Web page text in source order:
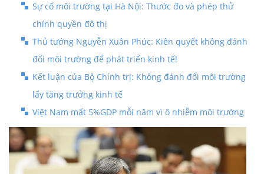
Sự cố môi trường tại Hà Nội: Thước đo và phép thử
chính quyền đô thị
Thủ tướng Nguyễn Xuân Phúc: Kiên quyết không đánh
đổi môi trường để phát triển kinh tế!
Kết luận của Bộ Chính trị: Không đánh đổi môi trường
lấy tăng trưởng kinh tế
Việt Nam mất 5%GDP mỗi năm vì ô nhiễm môi trường